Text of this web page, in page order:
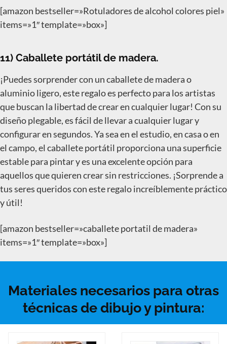
[amazon bestseller=»Rotuladores de alcohol colores piel»
items=»1″ template=»box»]
11) Caballete portátil de madera.
¡Puedes sorprender con un caballete de madera o
aluminio ligero, este regalo es perfecto para los artistas
que buscan la libertad de crear en cualquier lugar! Con su
diseño plegable, es fácil de llevar a cualquier lugar y
configurar en segundos. Ya sea en el estudio, en casa o en
el campo, el caballete portátil proporciona una superficie
estable para pintar y es una excelente opción para
aquellos que quieren crear sin restricciones. ¡Sorprende a
tus seres queridos con este regalo increíblemente práctico
y útil!
[amazon bestseller=»caballete portatil de madera»
items=»1″ template=»box»]
Materiales necesarios para otras
técnicas de dibujo y pintura: